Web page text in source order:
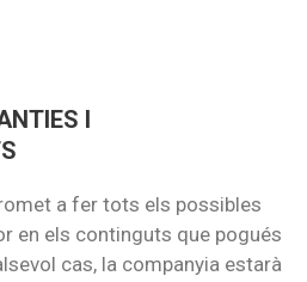
I
a fer tots els possibles
en els continguts que pogués
cas, la companyia estarà